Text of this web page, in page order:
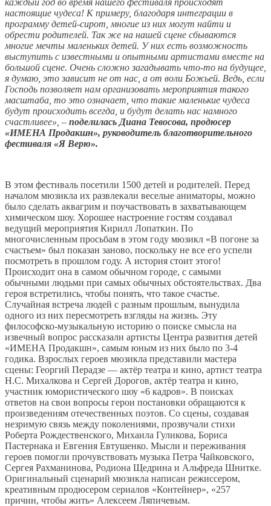
настоящие чудеса! К примеру, благодаря интеграции в
программу детей-сирот, многие из них могут найти и
обрести родителей. Так же на нашей сцене сбываются
многие мечты маленьких детей. У них есть возможность
выступить с известными и опытными артистами вместе на
большой сцене. Очень сложно загадывать что-то на будущее,
я думаю, это зависит не от нас, а от воли Божьей. Ведь, если
Господь позволяет нам организовать мероприятия такого
масштаба, то это означает, что такие маленькие чудеса
будут происходить всегда, и будут делать нас намного
счастливее», – поделилась Диана Тевосова, продюсер
«ИМЕНА Продакшн», руководитель благотворительного
фестиваля «Я Верю».
В этом фестиваль посетили 1500 детей и родителей. Перед
началом мюзикла их развлекали веселые аниматоры, можно
было сделать аквагрим и поучаствовать в захватывающем
химическом шоу. Хорошее настроение гостям создавал
ведущий мероприятия Кирилл Лопаткин. По
многочисленным просьбам в этом году мюзикл «В погоне за
счастьем» был показан заново, поскольку не все его успели
посмотреть в прошлом году. А история стоит этого!
Происходит она в самом обычном городе, с самыми
обычными людьми при самых обычных обстоятельствах. Два
героя встретились, чтобы понять, что такое счастье.
Случайная встреча людей с разным прошлым, вынудила
одного из них пересмотреть взгляды на жизнь. Эту
философско-музыкальную историю о поиске смысла на
извечный вопрос рассказали артисты Центра развития детей
«ИМЕНА Продакшн», самым юным из них было по 3-4
годика. Взрослых героев мюзикла представили мастера
сцены: Георгий Перадзе — актёр театра и кино, артист театра
Н.С. Михалкова и Сергей Дорогов, актёр театра и кино,
участник юмористического шоу «6 кадров». В поисках
ответов на свои вопросы герои постановки обращаются к
произведениям отечественных поэтов. Со сцены, создавая
незримую связь между поколениями, прозвучали стихи
Роберта Рождественского, Михаила Гуликова, Бориса
Пастернака и Евгения Евтушенко. Мысли и переживания
героев помогли прочувствовать музыка Петра Чайковского,
Сергея Рахманинова, Родиона Щедрина и Альфреда Шнитке.
Оригинальный сценарий мюзикла написан режиссером,
креативным продюсером сериалов «Контейнер», «257
причин, чтобы жить» Алексеем Ляпичевым.